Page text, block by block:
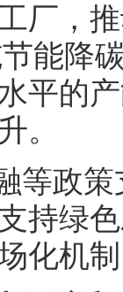
厂，
能降
平的
。
等政
持绿
化机